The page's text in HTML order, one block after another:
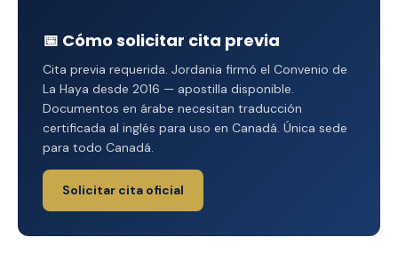
📅 Cómo solicitar cita previa
Cita previa requerida. Jordania firmó el Convenio de
La Haya desde 2016 — apostilla disponible.
Documentos en árabe necesitan traducción
certificada al inglés para uso en Canadá. Única sede
para todo Canadá.
Solicitar cita oficial